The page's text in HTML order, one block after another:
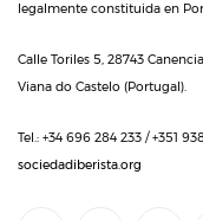
legalmente constituida en
Calle Toriles 5, 28743
Viana do Castelo (Portugal).
Tel.: +34 696 284 233 / +351
sociedadiberista.org